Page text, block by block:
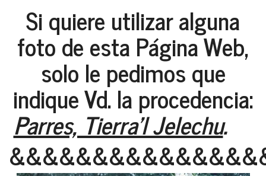
Si quiere utilizar alguna
foto de esta Página Web,
solo le pedimos que
indique Vd. la procedencia:
Parres, Tierra'l Jelechu.